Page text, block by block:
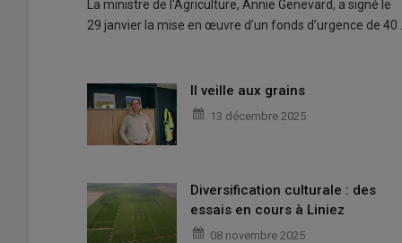
La ministre de l'Agriculture, Annie Genevard, a signé le
29 janvier la mise en œuvre d’un fonds d’urgence de 40 …
Il veille aux grains
13 décembre 2025
Diversification culturale : des
essais en cours à Liniez
08 novembre 2025